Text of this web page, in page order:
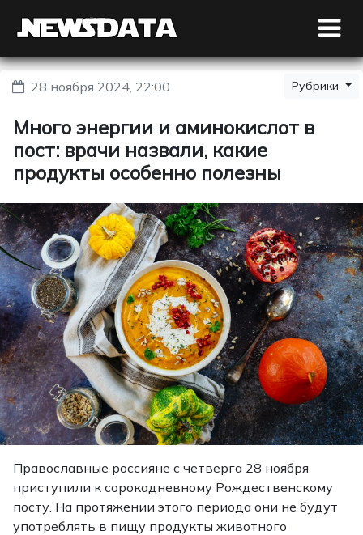
28 ноября 2024, 22:00 Рубрики
Много энергии и аминокислот в
пост: врачи назвали, какие
продукты особенно полезны
Православные россияне с четверга 28 ноября
приступили к сорокадневному Рождественскому
посту. На протяжении этого периода они не будут
употреблять в пищу продукты животного